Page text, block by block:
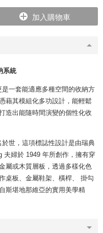
系統
一套能適應多種空間的收納方
藉其模組化多功設計，能輕鬆
造出能隨時間演變的個性化收
世，這項標誌性設計是由瑞典
夫婦於 1949 年所創作，擁有穿
屬或木質層板，透過多樣化色
桌板、金屬鞋架、橫桿、 掛勾
斯堪地那維亞的實用美學精
加入購物車